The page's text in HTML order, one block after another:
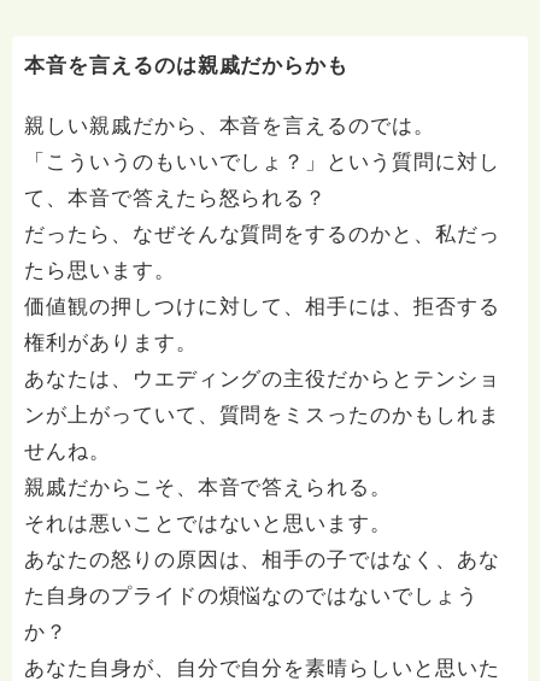
本音を言えるのは親戚だからかも
親しい親戚だから、本音を言えるのでは。
「こういうのもいいでしょ？」という質問に対し
て、本音で答えたら怒られる？
だったら、なぜそんな質問をするのかと、私だっ
たら思います。
価値観の押しつけに対して、相手には、拒否する
権利があります。
あなたは、ウエディングの主役だからとテンショ
ンが上がっていて、質問をミスったのかもしれま
せんね。
親戚だからこそ、本音で答えられる。
それは悪いことではないと思います。
あなたの怒りの原因は、相手の子ではなく、あな
た自身のプライドの煩悩なのではないでしょう
か？
あなた自身が、自分で自分を素晴らしいと思いた